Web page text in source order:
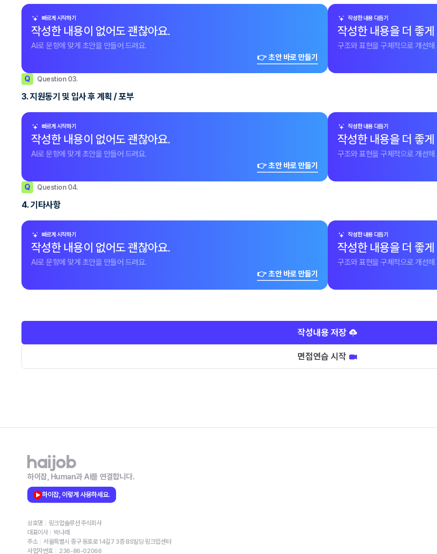
빠르게 시작하기
작성한 내용이 없어도 괜찮아요.
AI로 문항에 맞게 초안을 만들어 드려요.
👉 초안 바로 만들기
작성한 내용 다듬기
작성한 내용을 더 좋
구조와 표현을 구체적으로 개선해
Q Question 03.
3. 지원동기 및 입사 후 계획 / 포부
빠르게 시작하기
작성한 내용이 없어도 괜찮아요.
AI로 문항에 맞게 초안을 만들어 드려요.
👉 초안 바로 만들기
작성한 내용 다듬기
작성한 내용을 더 좋
구조와 표현을 구체적으로 개선해
Q Question 04.
4. 기타사항
빠르게 시작하기
작성한 내용이 없어도 괜찮아요.
AI로 문항에 맞게 초안을 만들어 드려요.
👉 초안 바로 만들기
작성한 내용 다듬기
작성한 내용을 더 좋
구조와 표현을 구체적으로 개선해
작성내용 저장
면접연습 시작
하이잡, Human과 AI를 연결합니다.
하이잡, 이렇게 사용하세요.
상호명
링크업솔루션 주식회사
대표이사
박나래
주소
서울특별시 중구 동호로 14길7 3층 BS빌딩 링크업센터
사업자번호
236-86-02066